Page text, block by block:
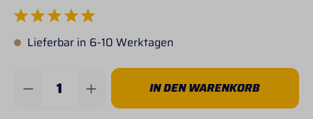
Durchschnittliche Bewertung von 5 von 5 Sternen
Lieferbar in 6-10 Werktagen
Produkt Anzahl: Gib den gewünschten
IN DEN WARENKORB